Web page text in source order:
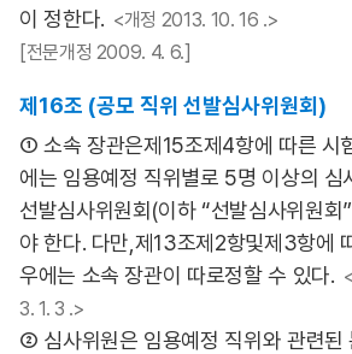
이 정한다. <개정 2013. 10. 16 .>
[전문개정 2009. 4. 6.]
제16조 (공모 직위 선발심사위원회)
① 소속 장관은제15조제4항에 따른 시
에는 임용예정 직위별로 5명 이상의 심
선발심사위원회(이하 “선발심사위원회
야 한다. 다만,제13조제2항및제3항에
우에는 소속 장관이 따로정할 수 있다.
3. 1. 3 .>
② 심사위원은 임용예정 직위와 관련된